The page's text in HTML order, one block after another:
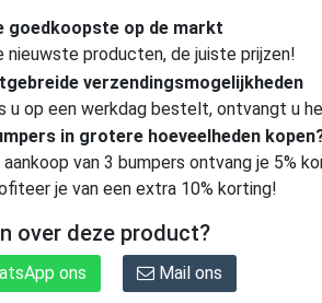
goedkoopste op de markt
nieuwste producten, de juiste prijzen!
verzendingsmogelijkheden
u op een werkdag bestelt, ontvangt u
in grotere hoeveelheden
aankoop van 3 bumpers ontvang je 5%
je van een extra 10% korting!
over deze product?
ons Mail ons